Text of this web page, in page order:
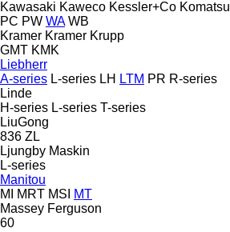
Kawasaki Kaweco Kessler+Co Komatsu
PC PW WA WB
Kramer Kramer Krupp
GMT KMK
Liebherr
A-series L-series LH LTM PR R-series
Linde
H-series L-series T-series
LiuGong
836 ZL
Ljungby Maskin
L-series
Manitou
MI
MRT MSI
MT
Massey Ferguson
60